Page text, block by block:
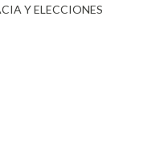
Y ELECCIONES